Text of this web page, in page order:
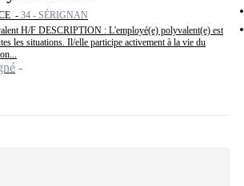
- 34 - SÉRIGNAN
H/F DESCRIPTION : L'employé(e) polyvalent(e) est
les situations. Il/elle participe activement à la vie du